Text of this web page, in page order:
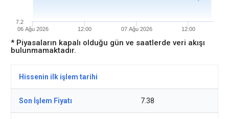
06 Ağu 2026 12:00 07 Ağu 2026 12:00
7.2
* Piyasaların kapalı olduğu gün ve saatlerde veri akışı
bulunmamaktadır.
Hissenin ilk işlem tarihi
Son İşlem Fiyatı 7.38